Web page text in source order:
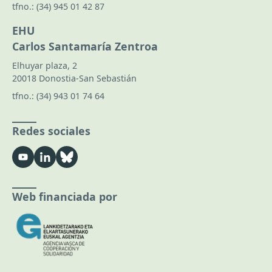
tfno.: (34) 945 01 42 87
EHU
Carlos Santamaría Zentroa
Elhuyar plaza, 2
20018 Donostia-San Sebastián
tfno.: (34) 943 01 74 64
Redes sociales
Web financiada por